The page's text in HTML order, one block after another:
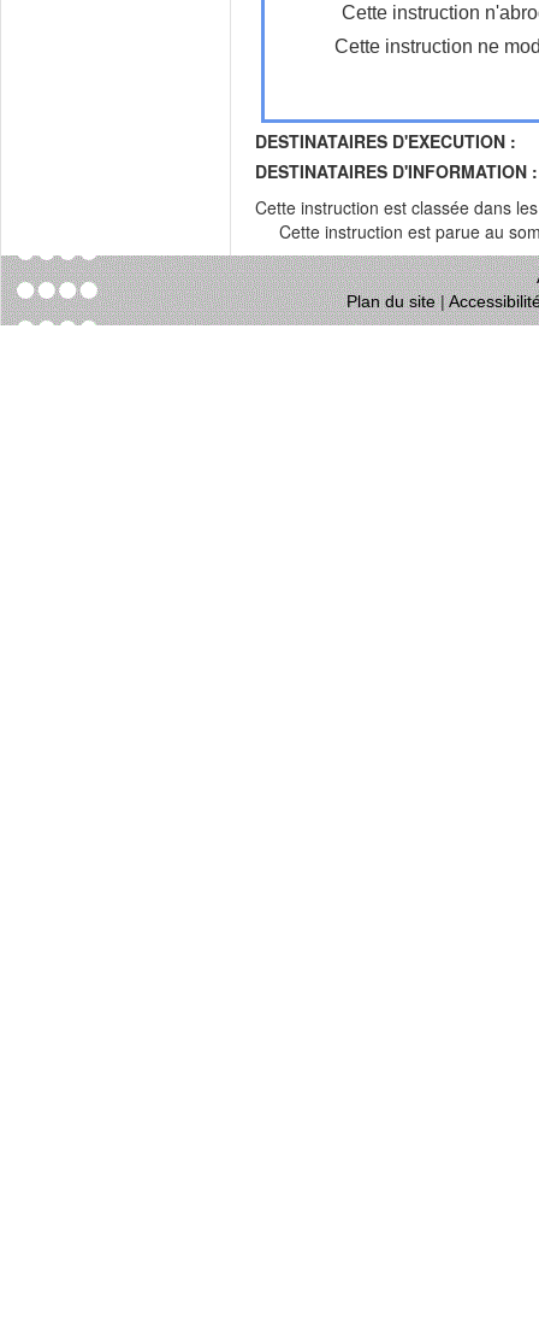
Cette instruction
Cette instruction ne
DESTINATAIRES D'EXECUTION :
DESTINATAIRES D'INFORMATION :
Cette instruction est classée dans
Cette instruction est parue au
Plan du site|